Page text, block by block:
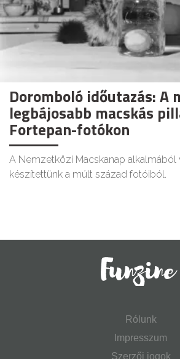
Doromboló időutazás: A
legbájosabb macskás
Fortepan-fotókon
A Nemzetközi Macskanap alkalmából
készítettünk a múlt század fotóiból.
Rólunk
Impresszum
Szerzői jogok